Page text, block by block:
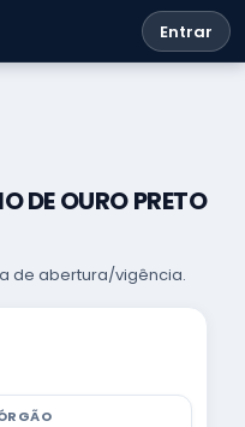
Entrar
OURO PRETO
de abertura/vigência.